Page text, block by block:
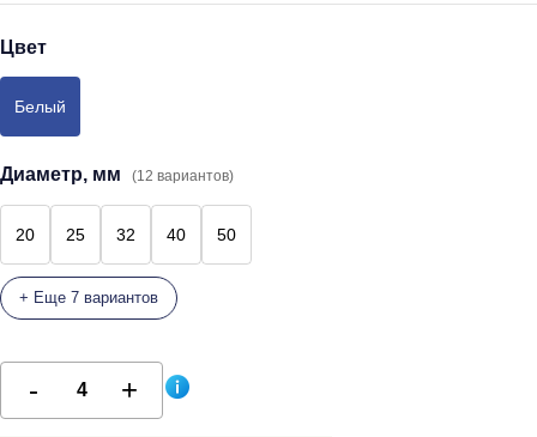
Цвет
Белый
Диаметр, мм (12 вариантов)
20 25 32 40 50
+ Еще 7 вариантов